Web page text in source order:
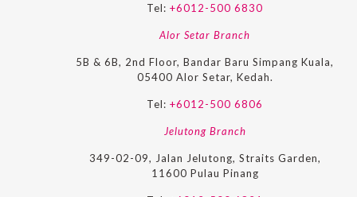
Tel: +6012-500 6830
Alor Setar Branch
5B & 6B, 2nd Floor, Bandar Baru Simpang Kuala,
05400 Alor Setar, Kedah.
Tel: +6012-500 6806
Jelutong Branch
349-02-09, Jalan Jelutong, Straits Garden,
11600 Pulau Pinang